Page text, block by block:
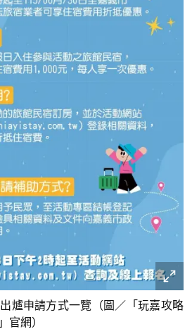
爐申請方式一覽（圖／「玩嘉攻略
官網）